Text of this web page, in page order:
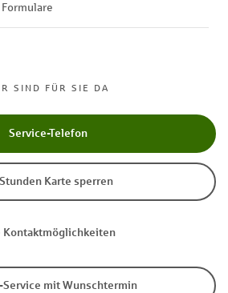
SIND FÜR SIE DA
Service-Telefon
Karte sperren
Kontaktmöglichkeiten
Service mit Wunschtermin